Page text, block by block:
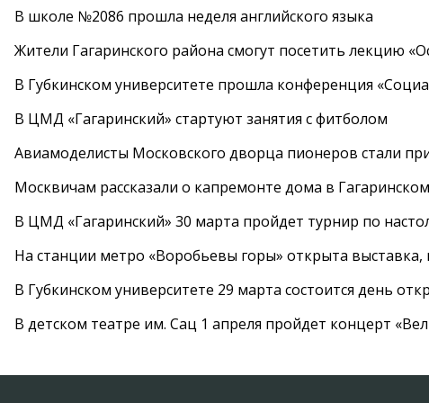
В школе №2086 прошла неделя английского языка
Жители Гагаринского района смогут посетить лекцию
В Губкинском университете прошла конференция
В ЦМД «Гагаринский» стартуют занятия с фитболом
Авиамоделисты Московского дворца пионеров стали
Москвичам рассказали о капремонте дома в
В ЦМД «Гагаринский» 30 марта пройдет турнир по
На станции метро «Воробьевы горы» открыта
В Губкинском университете 29 марта состоится день
В детском театре им. Сац 1 апреля пройдет концерт